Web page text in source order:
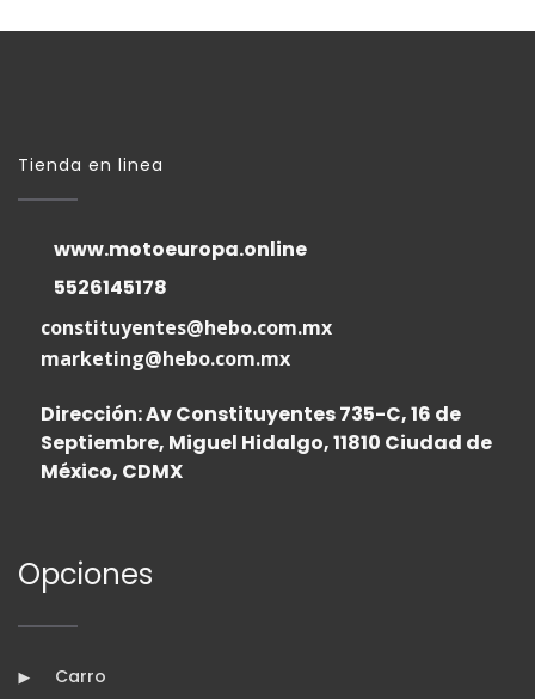
Tienda en linea
www.motoeuropa.online
5526145178
constituyentes@hebo.com.mx
marketing@hebo.com.mx
Dirección: Av Constituyentes 735-C, 16 de
Septiembre, Miguel Hidalgo, 11810 Ciudad de
México, CDMX
Opciones
Carro